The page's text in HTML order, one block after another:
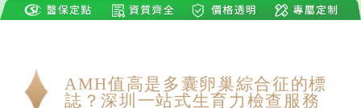
AMH值高是多囊卵巢綜合征的標
誌？深圳一站式生育力檢查服務